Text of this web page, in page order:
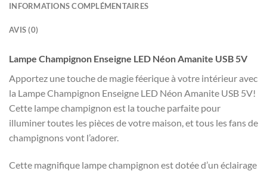
INFORMATIONS COMPLÉMENTAIRES
AVIS (0)
Lampe Champignon Enseigne LED Néon Amanite USB 5V
Apportez une touche de magie féerique à votre intérieur avec
la Lampe Champignon Enseigne LED Néon Amanite USB 5V!
Cette lampe champignon est la touche parfaite pour
illuminer toutes les pièces de votre maison, et tous les fans de
champignons vont l’adorer.
Cette magnifique lampe champignon est dotée d’un éclairage